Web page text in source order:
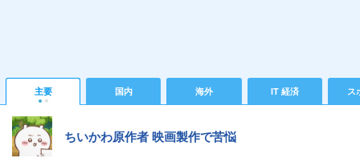
主要 国内 海外 IT 経済 ス
ちいかわ原作者 映画製作で苦悩